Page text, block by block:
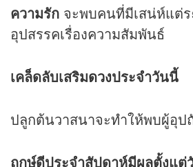
ความรัก จะพบคนที่มีเสน่ห์แต่ร
อุปสรรคเรื่องความสัมพันธ์
เคล็ดลับเสริมดวงประจำวันนี้
ปลูกต้นวาสนาจะทำให้พบผู้อุป
ฤกษ์ดีประจำสัปดาห์มีผลตั้งแ